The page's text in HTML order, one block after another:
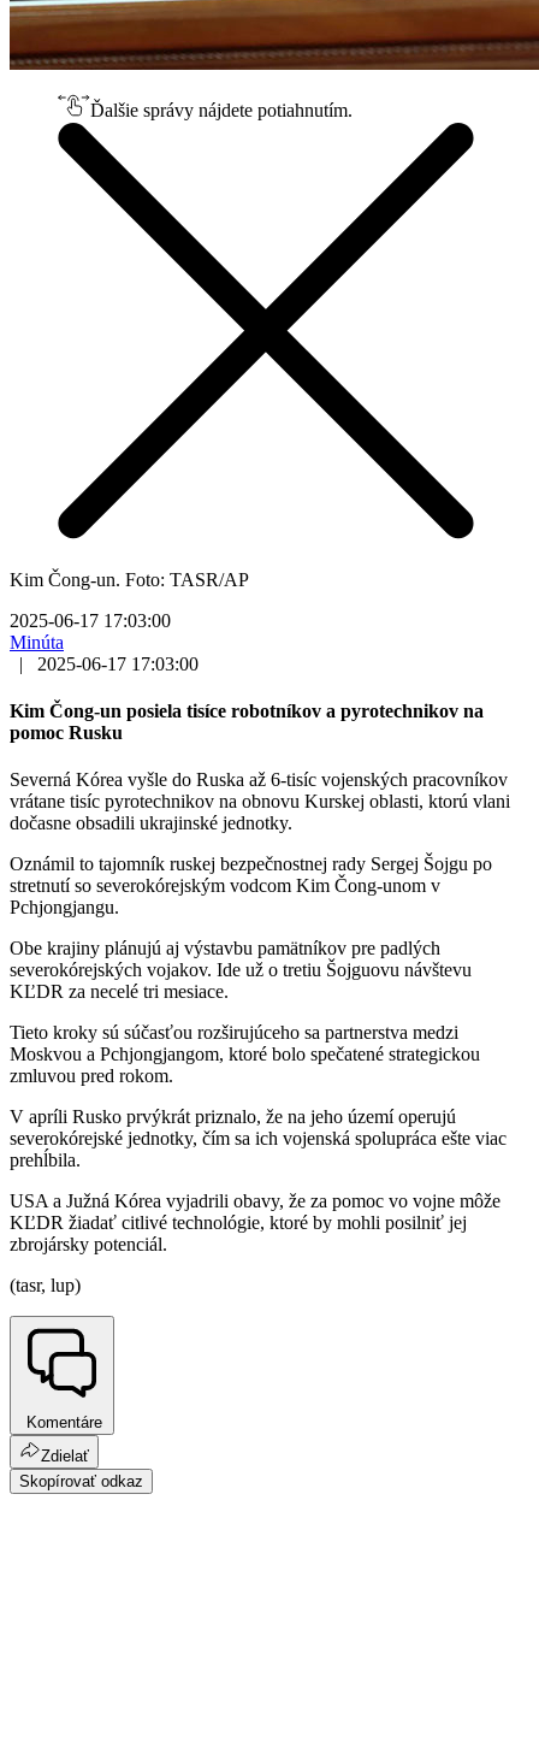
Ďalšie správy nájdete potiahnutím.
Kim Čong-un. Foto: TASR/AP
2025-06-17 17:03:00
Minúta
|
2025-06-17 17:03:00
Kim Čong-un posiela tisíce robotníkov a pyrotechnikov na
pomoc Rusku
Severná Kórea vyšle do Ruska až 6-tisíc vojenských pracovníkov
vrátane tisíc pyrotechnikov na obnovu Kurskej oblasti, ktorú vlani
dočasne obsadili ukrajinské jednotky.
Oznámil to tajomník ruskej bezpečnostnej rady Sergej Šojgu po
stretnutí so severokórejským vodcom Kim Čong-unom v
Pchjongjangu.
Obe krajiny plánujú aj výstavbu pamätníkov pre padlých
severokórejských vojakov. Ide už o tretiu Šojguovu návštevu
KĽDR za necelé tri mesiace.
Tieto kroky sú súčasťou rozširujúceho sa partnerstva medzi
Moskvou a Pchjongjangom, ktoré bolo spečatené strategickou
zmluvou pred rokom.
V apríli Rusko prvýkrát priznalo, že na jeho území operujú
severokórejské jednotky, čím sa ich vojenská spolupráca ešte viac
prehĺbila.
USA a Južná Kórea vyjadrili obavy, že za pomoc vo vojne môže
KĽDR žiadať citlivé technológie, ktoré by mohli posilniť jej
zbrojársky potenciál.
(tasr, lup)
Komentáre
Zdielať
Skopírovať odkaz